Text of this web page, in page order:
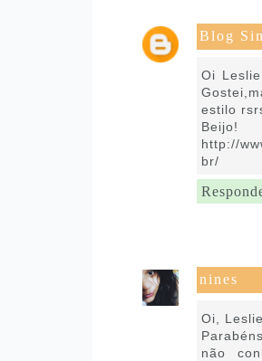
Blog
Oi
estilo
Beijo!
http://
br/
nines
Oi,
não